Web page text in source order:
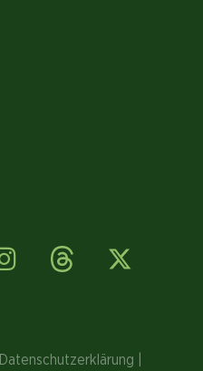
Datenschutzerklärung